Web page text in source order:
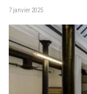
7 janvier 2025